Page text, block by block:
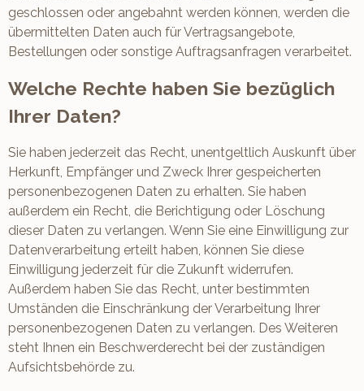
geschlossen oder angebahnt werden können, werden die
übermittelten Daten auch für Vertragsangebote,
Bestellungen oder sonstige Auftragsanfragen verarbeitet.
Welche Rechte haben Sie bezüglich
Ihrer Daten?
Sie haben jederzeit das Recht, unentgeltlich Auskunft über
Herkunft, Empfänger und Zweck Ihrer gespeicherten
personenbezogenen Daten zu erhalten. Sie haben
außerdem ein Recht, die Berichtigung oder Löschung
dieser Daten zu verlangen. Wenn Sie eine Einwilligung zur
Datenverarbeitung erteilt haben, können Sie diese
Einwilligung jederzeit für die Zukunft widerrufen.
Außerdem haben Sie das Recht, unter bestimmten
Umständen die Einschränkung der Verarbeitung Ihrer
personenbezogenen Daten zu verlangen. Des Weiteren
steht Ihnen ein Beschwerderecht bei der zuständigen
Aufsichtsbehörde zu.